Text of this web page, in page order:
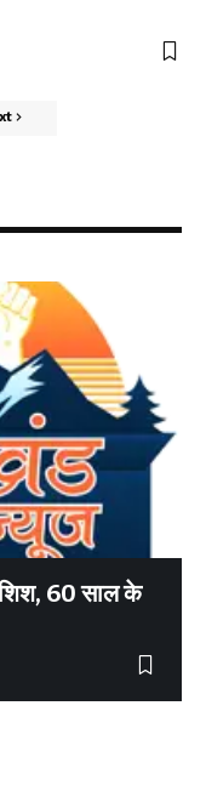
60 साल के